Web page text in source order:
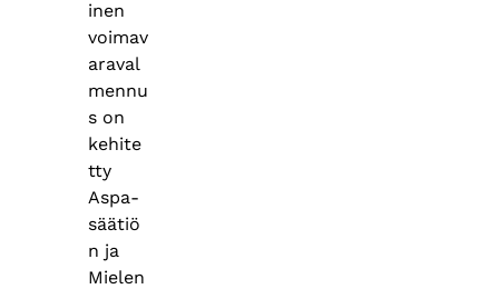
inen
voimav
araval
mennu
s on
kehite
tty
Aspa-
säätiö
n ja
Mielen